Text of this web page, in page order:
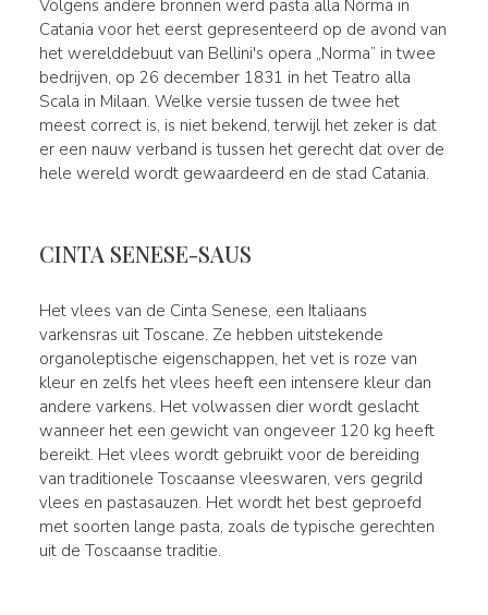
Volgens andere bronnen werd pasta alla Norma in
Catania voor het eerst gepresenteerd op de avond van
het werelddebuut van Bellini's opera „Norma” in twee
bedrijven, op 26 december 1831 in het Teatro alla
Scala in Milaan. Welke versie tussen de twee het
meest correct is, is niet bekend, terwijl het zeker is dat
er een nauw verband is tussen het gerecht dat over de
hele wereld wordt gewaardeerd en de stad Catania.
CINTA SENESE-SAUS
Het vlees van de Cinta Senese, een Italiaans
varkensras uit Toscane. Ze hebben uitstekende
organoleptische eigenschappen, het vet is roze van
kleur en zelfs het vlees heeft een intensere kleur dan
andere varkens. Het volwassen dier wordt geslacht
wanneer het een gewicht van ongeveer 120 kg heeft
bereikt. Het vlees wordt gebruikt voor de bereiding
van traditionele Toscaanse vleeswaren, vers gegrild
vlees en pastasauzen. Het wordt het best geproefd
met soorten lange pasta, zoals de typische gerechten
uit de Toscaanse traditie.